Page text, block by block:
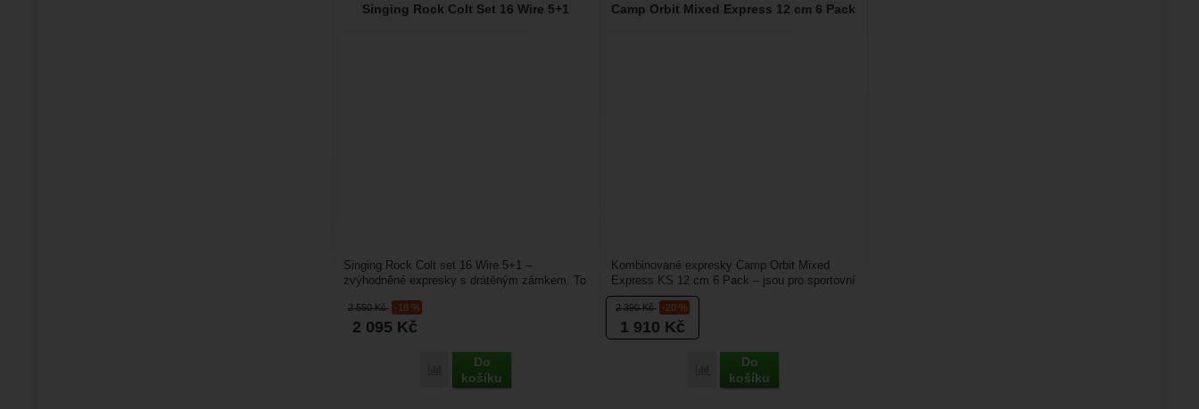
Singing Rock Colt Set 16 Wire 5+1
2 550Kč -18 %
2 095 Kč
Porovnat
Do
košíku
Singing Rock Colt set 16 Wire 5+1 –
zvýhodněné expresky s drátěným zámkem. To
Camp Orbit Mixed Express 12 cm 6 Pack
2 390Kč -20 %
1 910 Kč
Porovnat
Do
košíku
Kombinované expresky Camp Orbit Mixed
Express KS 12 cm 6 Pack – jsou pro sportovní
lezce nejlepší volbou....